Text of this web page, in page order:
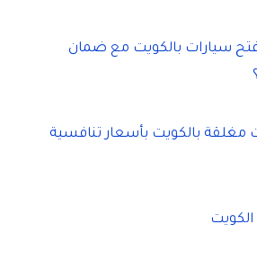
سيارات بالكويت مع ضمان
بالكويت بأسعار تنافسية